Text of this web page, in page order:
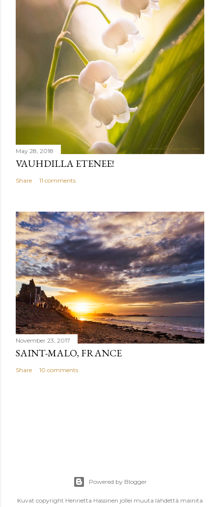
May 28, 2018
VAUHDILLA ETENEE!
Share 11 comments
November 23, 2017
SAINT-MALO, FRANCE
Share 10 comments
Powered by Blogger
Kuvat copyright Henrietta Hassinen jollei muuta lähdettä mainita